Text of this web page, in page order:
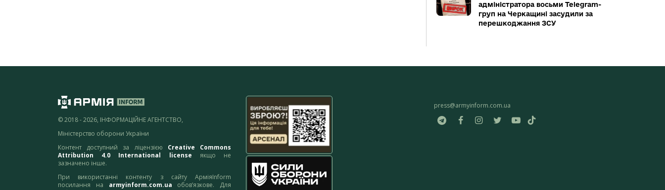
адміністратора восьми Telegram-
груп на Черкащині засудили за
перешкоджання ЗСУ
© 2018 - 2026, ІНФОРМАЦІЙНЕ АГЕНТСТВО,
Міністерство оборони України
Контент доступний за ліцензією Creative Commons
Attribution 4.0 International license якщо не
зазначено інше.
При використанні контенту з сайту АрміяInform
посилання на armyinform.com.ua обов’язкове. Для
press@armyinform.com.ua